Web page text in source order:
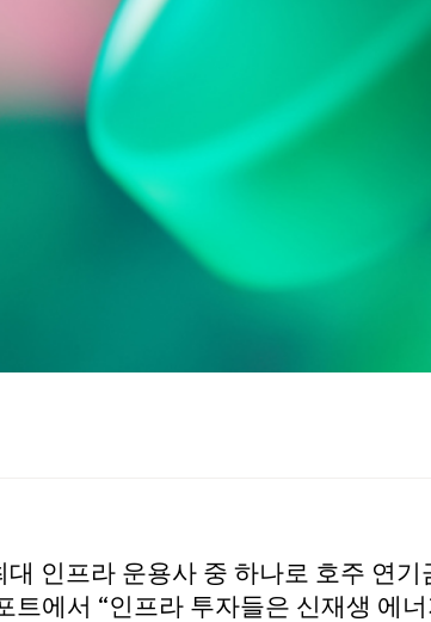
인프라 운용사 중 하나로 호주 연
트에서 “인프라 투자들은 신재생 에